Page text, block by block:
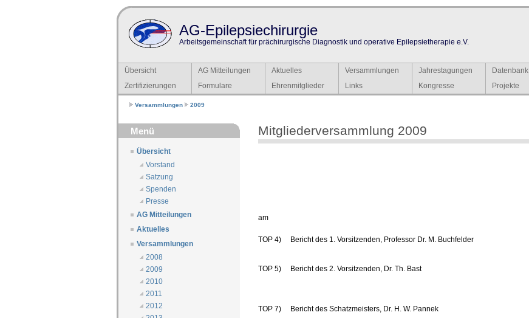
AG-Epilepsiechirurgie
Arbeitsgemeinschaft für prächirurgische Diagnostik und operative Epilepsietherapie e.V.
Übersicht AG Mitteilungen Aktuelles Versammlungen Jahrestagungen Datenbank
Zertifizierungen
Formulare Ehrenmitglieder Links Kongresse Projekte
Versammlungen 2009
Menü
Übersicht
Vorstand
Satzung
Spenden
Presse
AG Mitteilungen
Aktuelles
Versammlungen
2008
2009
2010
2011
2012
Mitgliederversammlung 2009
am
TOP 4) Bericht des 1. Vorsitzenden, Professor Dr. M. Buchfelder
TOP 5) Bericht des 2. Vorsitzenden, Dr. Th. Bast
TOP 7) Bericht des Schatzmeisters, Dr. H. W. Pannek